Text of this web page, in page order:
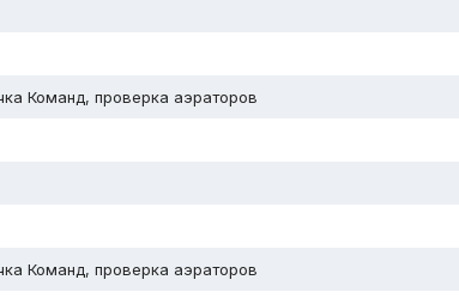
Команд, проверка аэраторов
Команд, проверка аэраторов